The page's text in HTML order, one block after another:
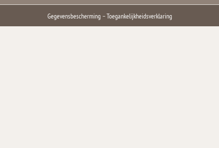
Gegevensbescherming–Toegankelijkheidsverklaring